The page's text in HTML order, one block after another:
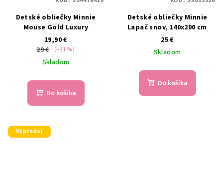
Detské obliečky Minnie
Mouse Gold Luxury
19,90 €
29 € (–31 %)
Skladom
Do košíka
Detské obliečky Minnie
Lapač snov, 140x200 cm
25 €
Skladom
Do košíka
Výpredaj